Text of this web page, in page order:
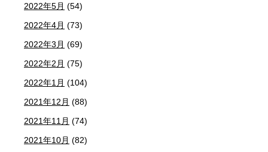
2022年5月 (54)
2022年4月 (73)
2022年3月 (69)
2022年2月 (75)
2022年1月 (104)
2021年12月 (88)
2021年11月 (74)
2021年10月 (82)